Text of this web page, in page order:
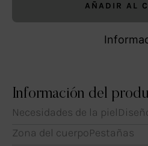
AÑADIR AL
Información del
Necesidades de la piel
Zona del cuerpoPestañas